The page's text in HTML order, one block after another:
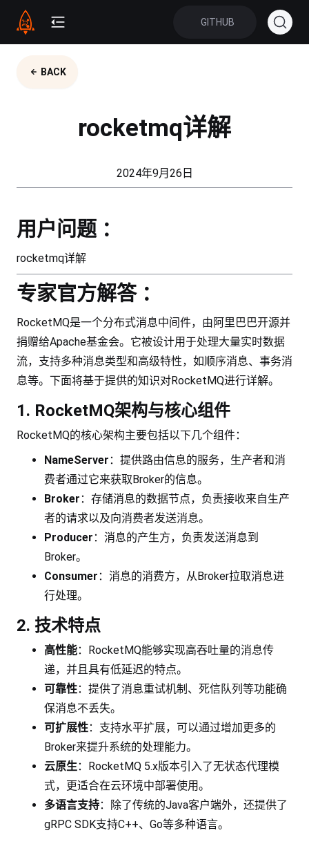
GITHUB
BACK
rocketmq详解
2024年9月26日
用户问题 ：
rocketmq详解
专家官方解答 ：
RocketMQ是一个分布式消息中间件，由阿里巴巴开源并
捐赠给Apache基金会。它被设计用于处理大量实时数据
流，支持多种消息类型和高级特性，如顺序消息、事务消
息等。下面将基于提供的知识对RocketMQ进行详解。
1. RocketMQ架构与核心组件
RocketMQ的核心架构主要包括以下几个组件：
NameServer ：提供路由信息的服务，生产者和消
费者通过它来获取Broker的信息。
Broker ：存储消息的数据节点，负责接收来自生产
者的请求以及向消费者发送消息。
Producer ：消息的产生方，负责发送消息到
Broker。
Consumer ：消息的消费方，从Broker拉取消息进
行处理。
2. 技术特点
高性能：RocketMQ能够实现高吞吐量的消息传
递，并且具有低延迟的特点。
可靠性：提供了消息重试机制、死信队列等功能确
保消息不丢失。
可扩展性：支持水平扩展，可以通过增加更多的
Broker来提升系统的处理能力。
云原生：RocketMQ 5.x版本引入了无状态代理模
式，更适合在云环境中部署使用。
多语言支持：除了传统的Java客户端外，还提供了
gRPC SDK支持C++、Go等多种语言。